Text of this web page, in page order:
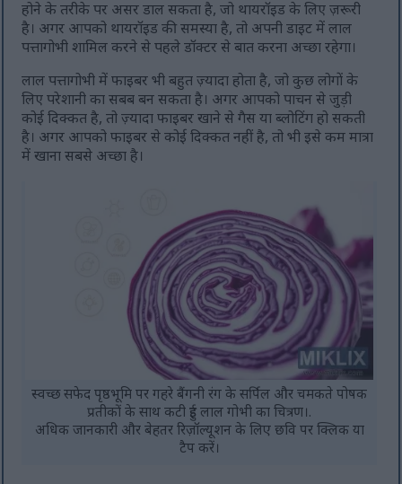
होने के तरीके पर असर डाल सकता है, जो थायरॉइड के लिए ज़रूरी
है। अगर आपको थायरॉइड की समस्या है, तो अपनी डाइट में लाल
पत्तागोभी शामिल करने से पहले डॉक्टर से बात करना अच्छा रहेगा।
लाल पत्तागोभी में फाइबर भी बहुत ज़्यादा होता है, जो कुछ लोगों के
लिए परेशानी का सबब बन सकता है। अगर आपको पाचन से जुड़ी
कोई दिक्कत है, तो ज़्यादा फाइबर खाने से गैस या ब्लोटिंग हो सकती
है। अगर आपको फाइबर से कोई दिक्कत नहीं है, तो भी इसे कम मात्रा
में खाना सबसे अच्छा है।
स्वच्छ सफेद पृष्ठभूमि पर गहरे बैंगनी रंग के सर्पिल और चमकते पोषक
प्रतीकों के साथ कटी हुई लाल गोभी का चित्रण।.
अधिक जानकारी और बेहतर रिज़ॉल्यूशन के लिए छवि पर क्लिक या
टैप करें।